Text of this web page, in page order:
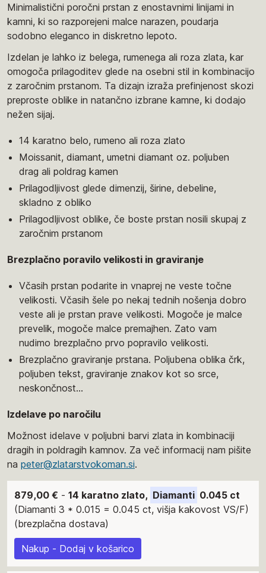
Minimalistični poročni prstan z enostavnimi linijami in
kamni, ki so razporejeni malce narazen, poudarja
sodobno eleganco in diskretno lepoto.
Izdelan je lahko iz belega, rumenega ali roza zlata, kar
omogoča prilagoditev glede na osebni stil in kombinacijo
z zaročnim prstanom. Ta dizajn izraža prefinjenost skozi
preproste oblike in natančno izbrane kamne, ki dodajo
nežen sijaj.
14 karatno belo, rumeno ali roza zlato
Moissanit, diamant, umetni diamant oz. poljuben
drag ali poldrag kamen
Prilagodljivost glede dimenzij, širine, debeline,
skladno z obliko
Prilagodljivost oblike, če boste prstan nosili skupaj z
zaročnim prstanom
Brezplačno poravilo velikosti in graviranje
Včasih prstan podarite in vnaprej ne veste točne
velikosti. Včasih šele po nekaj tednih nošenja dobro
veste ali je prstan prave velikosti. Mogoče je malce
prevelik, mogoče malce premajhen. Zato vam
nudimo brezplačno prvo popravilo velikosti.
Brezplačno graviranje prstana. Poljubena oblika črk,
poljuben tekst, graviranje znakov kot so srce,
neskončnost...
Izdelave po naročilu
Možnost idelave v poljubni barvi zlata in kombinaciji
dragih in poldragih kamnov. Za več informacij nam pišite
na peter@zlatarstvokoman.si.
879,00 € - 14 karatno zlato, Diamanti 0.045 ct
(Diamanti 3 * 0.015 = 0.045 ct, višja kakovost VS/F)
(brezplačna dostava)
Nakup - Dodaj v košarico